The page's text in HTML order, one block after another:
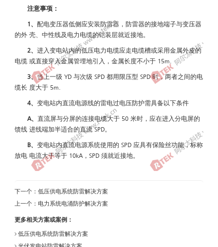
注意事项：
1、 配电变压器低侧应安装防雷器，防雷器的接地端子与变压器
的外 壳、中性线及电力电缆的铠装层就近接地。
2、 进入变电站内的低压电力电缆应走电缆槽或采用金属外皮的
电缆 或直接穿入金属管埋地引入，金属长度不小于 15m.
3、当上一级 YD 与次级 SPD 都用限压型 SPD 时，两者之间的电
缆长 度大于 5m.
4、 变电站内直流电源线的雷电过电压防护需具备以下条件
A、 直流屏与分屏的连接电缆大于 50 米时，应在进入分电屏的
馈线 进线端加半适合的直流 SPD。
B、 变电站内直流电源系统使用的 SPD 应具有保险丝功能，标称
放电 电流大于等于 10kA，SPD 须就近接地。
下一个： 低压供电系统防雷解决方案
上一个： 电力系统电涌防护解决方案
更多相关方案或案例：
低压供电系统防雷解决方案